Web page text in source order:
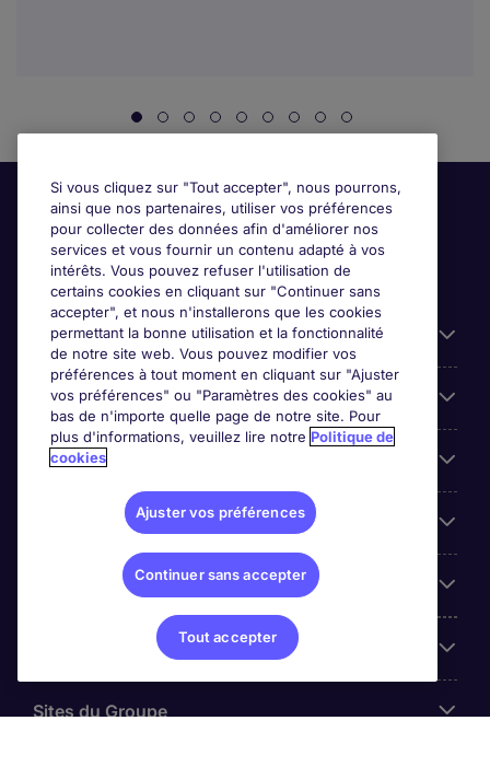
Candidats
Entreprises
Contact
Les avis Google
Nos offres d'emploi
Sites du Groupe
Si vous cliquez sur "Tout accepter", nous pourrons,
ainsi que nos partenaires, utiliser vos préférences
pour collecter des données afin d'améliorer nos
services et vous fournir un contenu adapté à vos
intérêts. Vous pouvez refuser l'utilisation de
certains cookies en cliquant sur "Continuer sans
accepter", et nous n'installerons que les cookies
permettant la bonne utilisation et la fonctionnalité
de notre site web. Vous pouvez modifier vos
préférences à tout moment en cliquant sur "Ajuster
vos préférences" ou "Paramètres des cookies" au
bas de n'importe quelle page de notre site. Pour
plus d'informations, veuillez lire notre Politique de
cookies
Ajuster vos préférences
Continuer sans accepter
Tout accepter